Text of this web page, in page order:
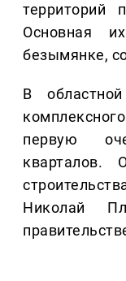
территорий
Основная
безымянке,
В
первую
кварталов.
Николай